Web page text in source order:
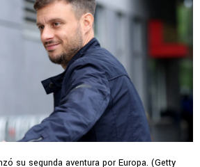
su segunda aventura por Europa. (Getty